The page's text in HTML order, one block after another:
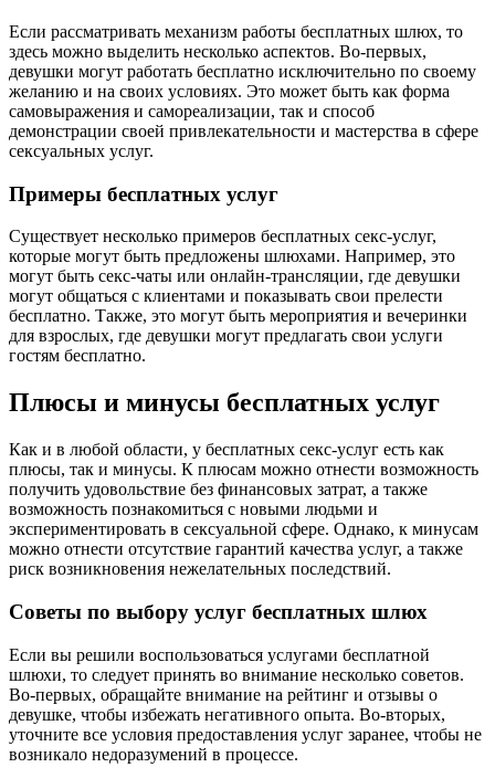
Если рассматривать механизм работы бесплатных шлюх, то
здесь можно выделить несколько аспектов. Во-первых,
девушки могут работать бесплатно исключительно по своему
желанию и на своих условиях. Это может быть как форма
самовыражения и самореализации, так и способ
демонстрации своей привлекательности и мастерства в сфере
сексуальных услуг.
Примеры бесплатных услуг
Существует несколько примеров бесплатных секс-услуг,
которые могут быть предложены шлюхами. Например, это
могут быть секс-чаты или онлайн-трансляции, где девушки
могут общаться с клиентами и показывать свои прелести
бесплатно. Также, это могут быть мероприятия и вечеринки
для взрослых, где девушки могут предлагать свои услуги
гостям бесплатно.
Плюсы и минусы бесплатных услуг
Как и в любой области, у бесплатных секс-услуг есть как
плюсы, так и минусы. К плюсам можно отнести возможность
получить удовольствие без финансовых затрат, а также
возможность познакомиться с новыми людьми и
экспериментировать в сексуальной сфере. Однако, к минусам
можно отнести отсутствие гарантий качества услуг, а также
риск возникновения нежелательных последствий.
Советы по выбору услуг бесплатных шлюх
Если вы решили воспользоваться услугами бесплатной
шлюхи, то следует принять во внимание несколько советов.
Во-первых, обращайте внимание на рейтинг и отзывы о
девушке, чтобы избежать негативного опыта. Во-вторых,
уточните все условия предоставления услуг заранее, чтобы не
возникало недоразумений в процессе.